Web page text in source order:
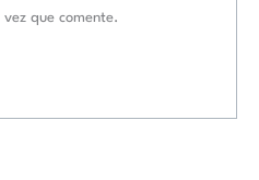
que comente.